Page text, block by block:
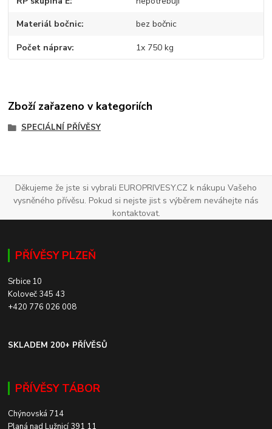
Materiál bočnic bez bočnic
Počet náprav 1x 750 kg
Zboží zařazeno v kategoriích
SPECIÁLNÍ PŘÍVĚSY
Děkujeme že jste si vybrali EUROPRIVESY.CZ k nákupu Vašeho
vysněného přívěsu. Pokud si nejste jist s výběrem neváhejte nás
kontaktovat.
PŘÍVĚSY PLZEŇ
Srbice 10
Koloveč 345 43
+420 776 026 008
SKLADEM 200+ PŘÍVĚSŮ
PŘÍVĚSY TÁBOR
Chýnovská 714
Planá nad Lužnicí 391 11